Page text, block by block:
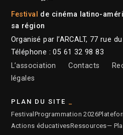
Festival de cinéma latino-
sa région
Organisé par l’ARCALT, 77 rue
Téléphone : 05 61 32 98 83
L’association
Contacts
légales
PLAN DU SITE
Festival Programmation 2026
Actions éducativesRessources—